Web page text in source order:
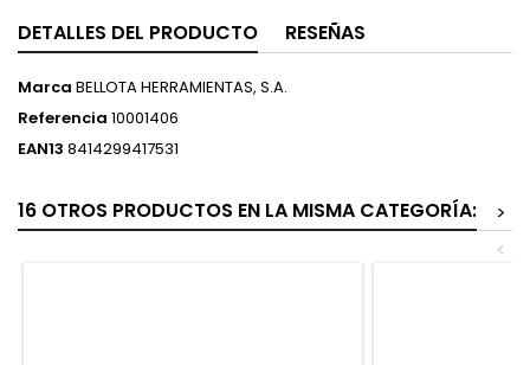
DETALLES DEL PRODUCTO RESEÑAS
Marca BELLOTA HERRAMIENTAS, S.A.
Referencia 10001406
EAN13 8414299417531
16 OTROS PRODUCTOS EN LA MISMA CATEGORÍA:
>
<